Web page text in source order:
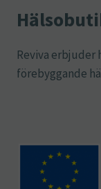
Reviva erbjuder
förebyggande